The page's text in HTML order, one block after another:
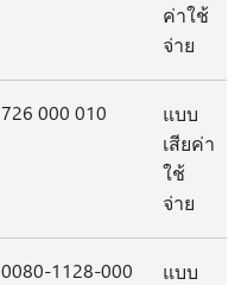
ค่าใช้
จ่าย
726 000 010
แบบ
เสียค่า
ใช้
จ่าย
0080-1128-000
แบบ